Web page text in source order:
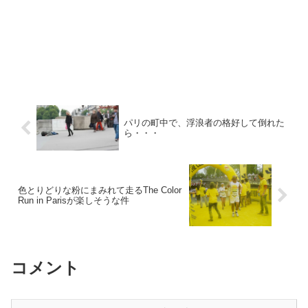
パリの町中で、浮浪者の格好して倒れた
ら・・・
色とりどりな粉にまみれて走るThe Color
Run in Parisが楽しそうな件
コメント